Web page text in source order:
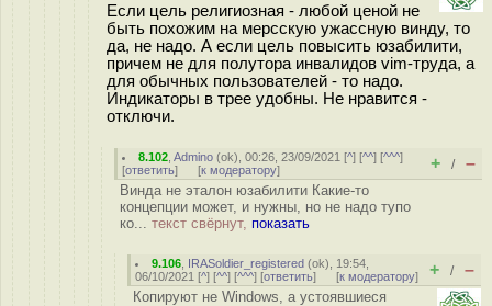
Если цель религиозная - любой ценой не
быть похожим на мерсскую ужассную винду, то
да, не надо. А если цель повысить юзабилити,
причем не для полутора инвалидов vim-труда, а
для обычных пользователей - то надо.
Индикаторы в трее удобны. Не нравится -
отключи.
8.102 ,Admino (ok), 00:26, 23/09/2021 [^] [^^] [^^^]
[ответить] [к модератору] + / –
Винда не эталон юзабилити Какие-то
концепции может, и нужны, но не надо тупо
ко... текст свёрнут, показать
9.106 IRASoldier_registered (ok), 19:54,
06/10/2021 [^] [^^] [^^^] [ответить] [к модератору] + / –
Копируют не Windows, а устоявшиеся